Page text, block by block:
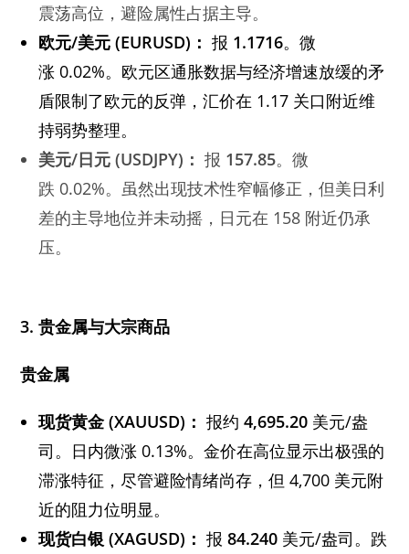
震荡高位，避险属性占据主导。
欧元/美元 (EURUSD)： 报 1.1716。微
涨 0.02%。欧元区通胀数据与经济增速放缓的矛
盾限制了欧元的反弹，汇价在 1.17 关口附近维
持弱势整理。
美元/日元 (USDJPY)： 报 157.85。微
跌 0.02%。虽然出现技术性窄幅修正，但美日利
差的主导地位并未动摇，日元在 158 附近仍承
压。
3.贵金属与大宗商品
贵金属
现货黄金(XAUUSD)： 报约4,695.20 美元/盎
司。日内微涨 0.13%。金价在高位显示出极强的
滞涨特征，尽管避险情绪尚存，但 4,700 美元附
近的阻力位明显。
现货白银 (XAGUSD)： 报84.240 美元/盎司。跌